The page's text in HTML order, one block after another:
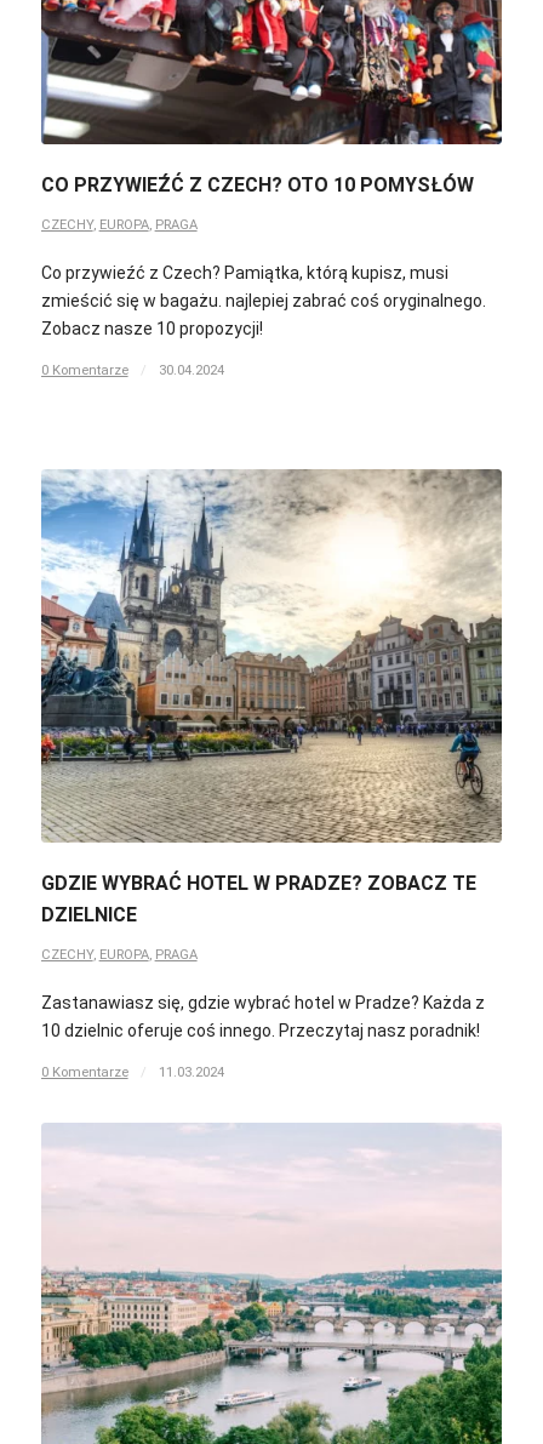
CO PRZYWIEŹĆ Z CZECH? OTO 10 POMYSŁÓW
CZECHY, EUROPA, PRAGA
Co przywieźć z Czech? Pamiątka, którą kupisz, musi
zmieścić się w bagażu. najlepiej zabrać coś oryginalnego.
Zobacz nasze 10 propozycji!
0 Komentarze / 30.04.2024
GDZIE WYBRAĆ HOTEL W PRADZE? ZOBACZ TE
DZIELNICE
CZECHY, EUROPA, PRAGA
Zastanawiasz się, gdzie wybrać hotel w Pradze? Każda z
10 dzielnic oferuje coś innego. Przeczytaj nasz poradnik!
0 Komentarze / 11.03.2024